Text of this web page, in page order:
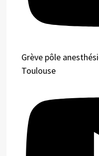
Grève pôle
Toulouse